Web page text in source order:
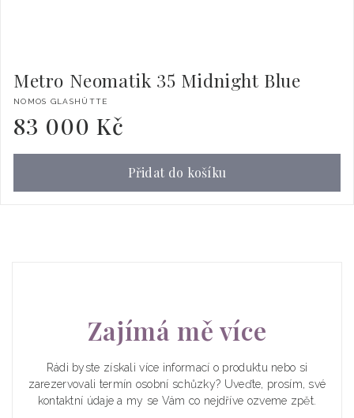
Metro Neomatik 35 Midnight Blue
Dodavatel:
NOMOS GLASHÜTTE
Běžná
cena
83 000 Kč
Přidat do košíku
Zajímá mě více
Rádi byste získali více informací o produktu nebo si
zarezervovali termín osobní schůzky? Uveďte, prosím, své
kontaktní údaje a my se Vám co nejdříve ozveme zpět.